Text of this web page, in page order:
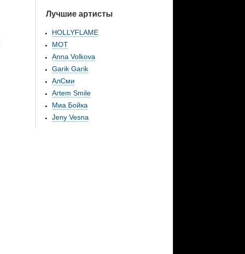
Лучшие артисты
HOLLYFLAME
МОТ
Anna Volkova
Garik Garik
АлСми
Artem Smile
Миа Бойка
Jeny Vesna